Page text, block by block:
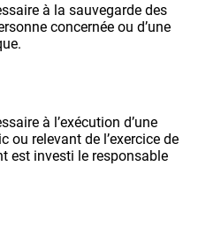
à la sauvegarde des
concernée ou d’une
à l’exécution d’une
ou relevant de l’exercice de
est investi le responsable